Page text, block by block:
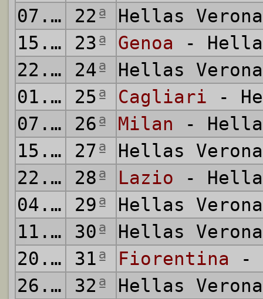
07.02.2015
22ª
Hellas
15.02.2015
23ª Genoa -
22.02.2015
24ª
Hellas
01.03.2015
25ª Cagliari -
07.03.2015
26ª Milan -
15.03.2015
27ª
Hellas
22.03.2015
28ª Lazio -
04.04.2015
29ª
Hellas
11.04.2015
30ª
Hellas
20.04.2015
31ª Fiorentina -
26.04.2015
32ª
Hellas